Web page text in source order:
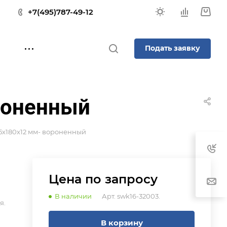
+7(495)787-49-12
Подать заявку
мм- вороненный
Цена по запросу
В наличии Арт. swk16-32003.
В корзину